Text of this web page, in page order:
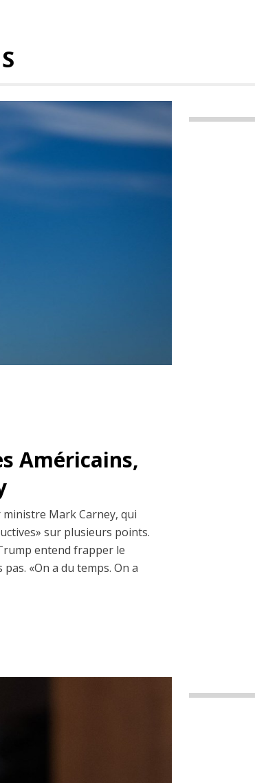
Américains,
Mark Carney, qui
sur plusieurs points.
entend frapper le
«On a du temps. On a